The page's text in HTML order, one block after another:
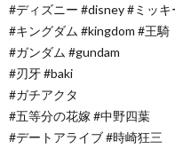
#ディズニー #disney #ミッ
#キングダム #kingdom #王騎
#ガンダム #gundam
#刃牙 #baki
#ガチアクタ
#五等分の花嫁 #中野四葉
#デートアライブ #時崎狂三